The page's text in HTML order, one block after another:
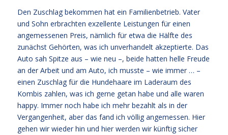
Den Zuschlag bekommen hat ein Familienbetrieb. Vater
und Sohn erbrachten exzellente Leistungen für einen
angemessenen Preis, nämlich für etwa die Hälfte des
zunächst Gehörten, was ich unverhandelt akzeptierte. Das
Auto sah Spitze aus – wie neu –, beide hatten helle Freude
an der Arbeit und am Auto, ich musste – wie immer … –
einen Zuschlag für die Hundehaare im Laderaum des
Kombis zahlen, was ich gerne getan habe und alle waren
happy. Immer noch habe ich mehr bezahlt als in der
Vergangenheit, aber das fand ich völlig angemessen. Hier
gehen wir wieder hin und hier werden wir künftig sicher